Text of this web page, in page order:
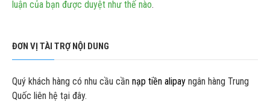
luận của bạn được duyệt như thế nào.
ĐƠN VỊ TÀI TRỢ NỘI DUNG
Quý khách hàng có nhu cầu cần nạp tiền alipay ngân hàng Trung
Quốc liên hệ tại đây.